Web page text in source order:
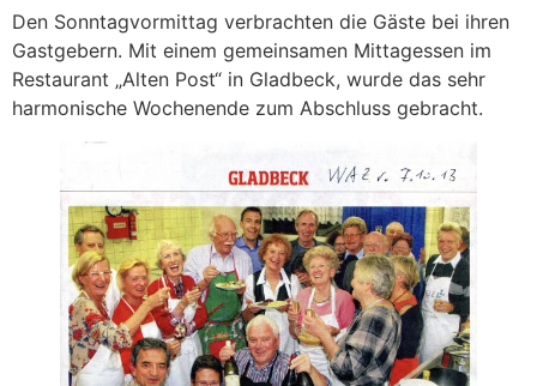
Den Sonntagvormittag verbrachten die Gäste bei ihren
Gastgebern. Mit einem gemeinsamen Mittagessen im
Restaurant „Alten Post“ in Gladbeck, wurde das sehr
harmonische Wochenende zum Abschluss gebracht.